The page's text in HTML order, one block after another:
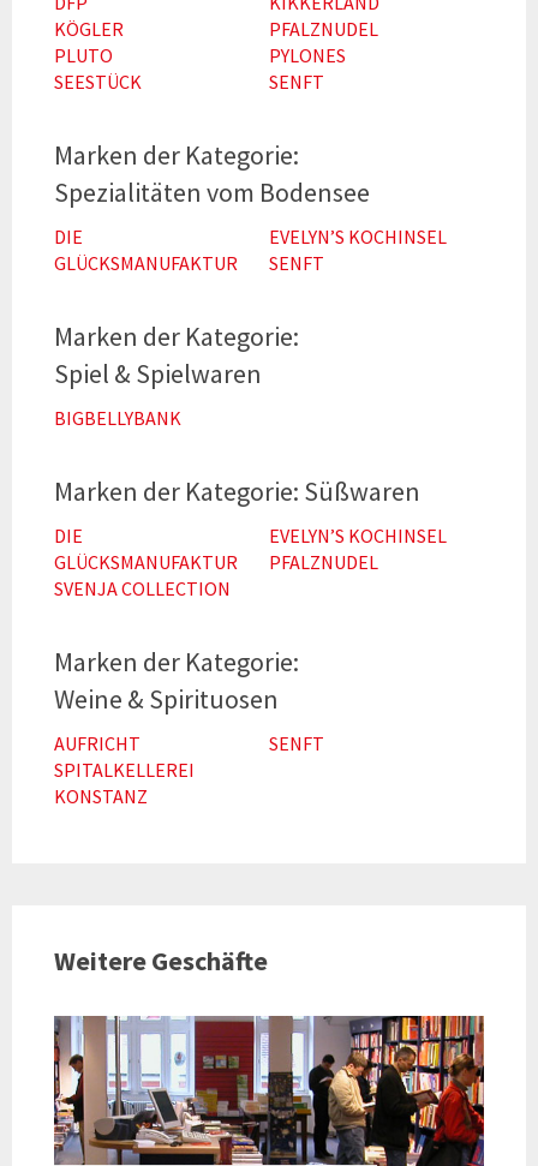
KÖGLER
PFALZNUDEL
PLUTO
PYLONES
SEESTÜCK
SENFT
Spezialitäten vom Bodensee
DIE
GLÜCKSMANUFAKTUR
EVELYN’S KOCHINSEL
SENFT
Spiel & Spielwaren
BIGBELLYBANK
Süßwaren
DIE
GLÜCKSMANUFAKTUR
EVELYN’S KOCHINSEL
PFALZNUDEL
SVENJA COLLECTION
Weine & Spirituosen
AUFRICHT
SENFT
SPITALKELLEREI
KONSTANZ
Weitere Geschäfte